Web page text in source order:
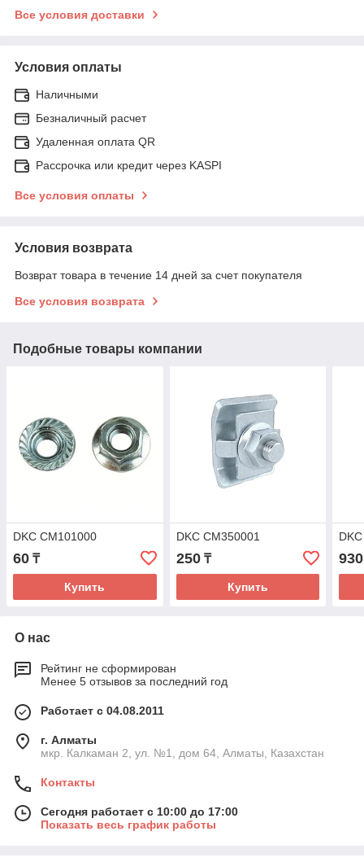
Все условия доставки
Условия оплаты
Наличными
Безналичный расчет
Удаленная оплата QR
Рассрочка или кредит через KASPI
Все условия оплаты
Условия возврата
Возврат товара в течение 14 дней за счет покупателя
Все условия возврата
Подобные товары компании
DKC CM101000
60 ₸
Купить
DKC CM350001
250₸
Купить
930
О нас
Рейтинг не сформирован
Менее 5 отзывов за последний год
Работает с 04.08.2011
г. Алматы
мкр. Калкаман 2, ул. №1, дом 64, Алматы, Казахстан
Контакты
Сегодня работает с 10:00 до 17:00
Показать весь график работы